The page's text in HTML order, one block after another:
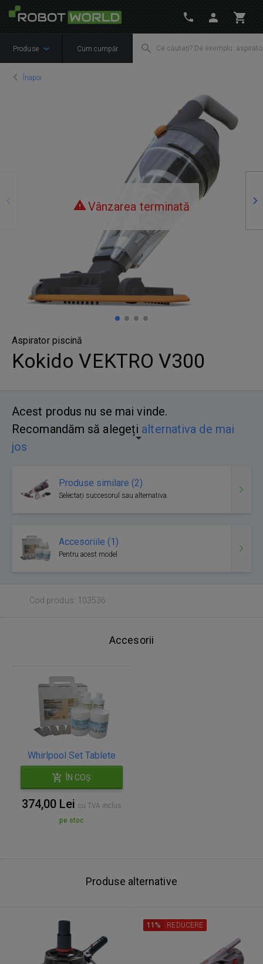
Produse Cum cumpăr
Înapoi
Vânzarea terminată
Aspirator piscină
Kokido VEKTRO V300
Acest produs nu se mai vinde.
Recomandăm să alegeți alternativa de mai
jos
Produse similare (2)
Selectați succesorul sau alternativa
Accesoriile (1)
Pentru acest model
Cod produs: 103536
Accesorii
Whirlpool Set Tablete
ÎN COȘ
374,00 Lei cu TVA inclus
pe stoc
Produse alternative
11% REDUCERE